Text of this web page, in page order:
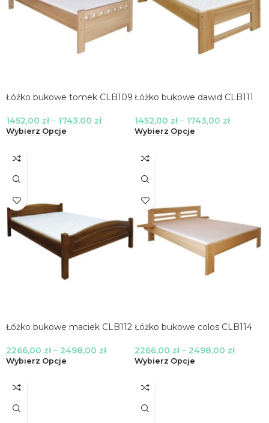
Łóżko bukowe tomek CLB109
1452,00 zł– 1743,00 zł
Wybierz Opcje
Łóżko bukowe dawid CLB111
1452,00 zł– 1743,00 zł
Wybierz Opcje
Łóżko bukowe maciek CLB112
2266,00 zł– 2498,00 zł
Wybierz Opcje
Łóżko bukowe colos CLB114
2266,00 zł– 2498,00 zł
Wybierz Opcje